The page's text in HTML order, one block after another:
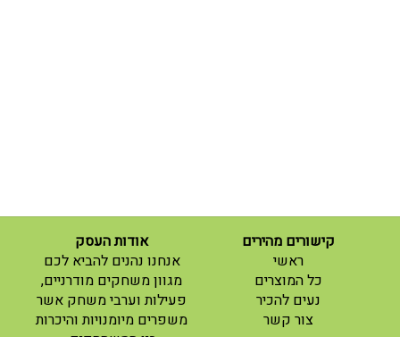
קישורים מהירים
ראשי
(current)
כל המוצרים
נעים להכיר
צור קשר
(current)
אודות העסק
אנחנו נהנים להביא לכם
מגוון משחקים מודרניים,
פעילות וערבי משחק אשר
משפרים מיומנויות והיכרות